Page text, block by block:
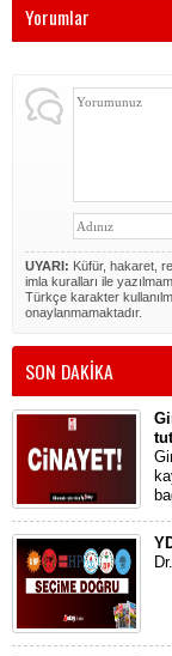
Yorumlar
UYARI: Küfür, hakaret,
imla kuralları ile
Türkçe karakter
onaylanmamaktadır.
SON DAKİKA